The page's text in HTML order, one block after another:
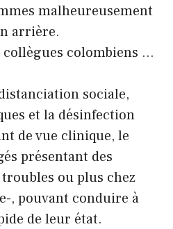
malheureusement
arrière.
collègues colombiens …
sociale,
et la désinfection
de vue clinique, le
présentant des
ou plus chez
, pouvant conduire à
de leur état.